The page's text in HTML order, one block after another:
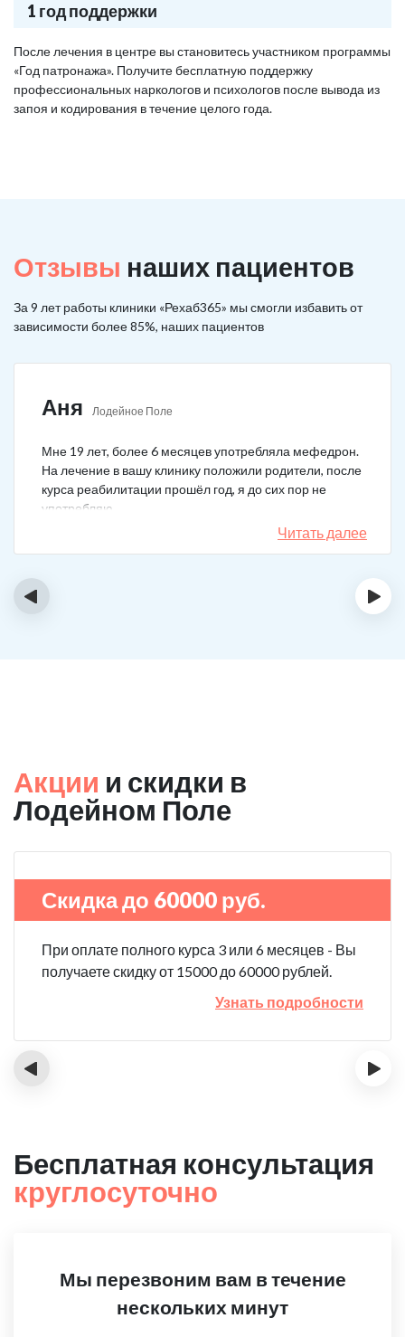
1 год поддержки
После лечения в центре вы становитесь участником программы
«Год патронажа». Получите бесплатную поддержку
профессиональных наркологов и психологов после вывода из
запоя и кодирования в течение целого года.
Отзывы наших пациентов
За 9 лет работы клиники «Рехаб365» мы смогли избавить от
зависимости более 85%, наших пациентов
Аня Лодейное Поле
Мне 19 лет, более 6 месяцев употребляла мефедрон.
На лечение в вашу клинику положили родители, после
курса реабилитации прошёл год, я до сих пор не
употребляю.
Читать далее
‹ ›
Акции и скидки в
Лодейном Поле
Скидка до 60000 руб.
При оплате полного курса 3 или 6 месяцев - Вы
получаете скидку от 15000 до 60000 рублей.
Узнать подробности
‹ ›
Бесплатная консультация
круглосуточно
Мы перезвоним вам в течение
нескольких минут